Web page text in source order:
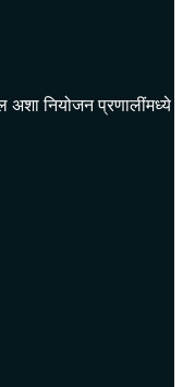
अशा नियोजन प्रणालींमध्ये